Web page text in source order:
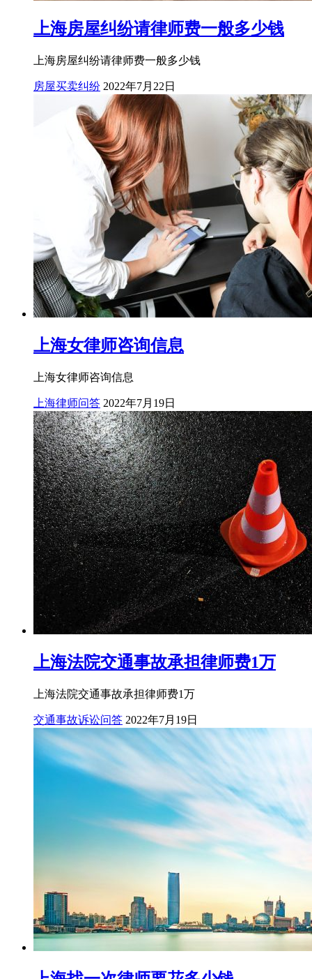
上海房屋纠纷请律师费一般多少钱
上海房屋纠纷请律师费一般多少钱
房屋买卖纠纷 2022年7月22日
上海女律师咨询信息
上海女律师咨询信息
上海律师问答 2022年7月19日
上海法院交通事故承担律师费1万
上海法院交通事故承担律师费1万
交通事故诉讼问答 2022年7月19日